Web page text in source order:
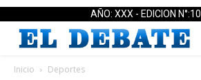
AÑO: XXX - EDICION
Inicio Deportes